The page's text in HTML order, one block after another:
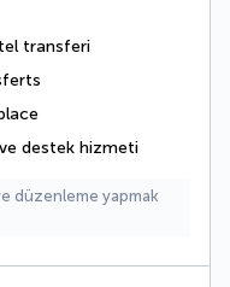
transferi
ve destek hizmeti
düzenleme yapmak